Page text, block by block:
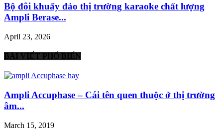
Bộ đôi khuấy đảo thị trường karaoke chất lượng
Ampli Berase...
April 23, 2026
BÀI VIẾT PHỔ BIẾN
Ampli Accuphase – Cái tên quen thuộc ở thị trường
âm...
March 15, 2019